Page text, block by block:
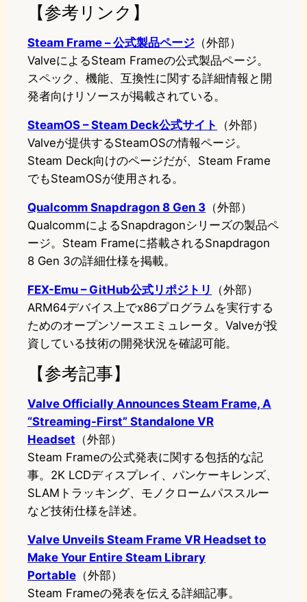
【参考リンク】
Steam Frame – 公式製品ページ （外部）
ValveによるSteam Frameの公式製品ページ。
スペック、機能、互換性に関する詳細情報と開
発者向けリソースが掲載されている。
SteamOS – Steam Deck公式サイト
（外部）
Valveが提供するSteamOSの情報ページ。
Steam Deck向けのページだが、Steam Frame
でもSteamOSが使用される。
Qualcomm Snapdragon 8 Gen 3 （外部）
QualcommによるSnapdragonシリーズの製品ペ
ージ。Steam Frameに搭載されるSnapdragon
8 Gen 3の詳細仕様を掲載。
FEX-Emu – GitHub公式リポジトリ
（外部）
ARM64デバイス上でx86プログラムを実行する
ためのオープンソースエミュレータ。Valveが投
資している技術の開発状況を確認可能。
【参考記事】
Valve Officially Announces Steam Frame, A
“Streaming-First” Standalone VR
Headset （外部）
Steam Frameの公式発表に関する包括的な記
事。2K LCDディスプレイ、パンケーキレンズ、
SLAMトラッキング、モノクロームパススルー
など技術仕様を詳述。
Valve Unveils Steam Frame VR Headset to
Make Your Entire Steam Library
Portable （外部）
Steam Frameの発表を伝える詳細記事。